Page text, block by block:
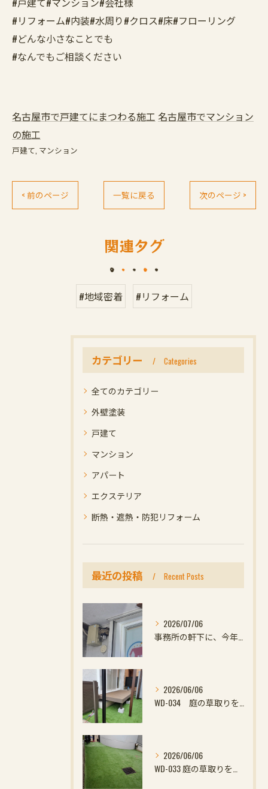
#リフォーム#内装#水周り#クロス#床#フローリング
#どんな小さなことでも
#なんでもご相談ください
名古屋市で戸建てにまつわる施工 名古屋市でマンション
の施工
戸建て マンション
< 前のページ 一覧に戻る 次のページ >
関連タグ
#地域密着 #リフォーム
カテゴリー Categories
全てのカテゴリー
外壁塗装
戸建て
マンション
アパート
エクステリア
断熱・遮熱・防犯リフォーム
最近の投稿 Recent Posts
2026/07/06
2026/06/06
2026/06/06